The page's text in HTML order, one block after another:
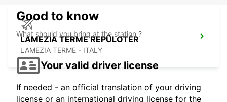
LAMEZIA TERME REPÜLOTÉR
LAMEZIA TERME - ITALY
Good to know
What should you bring at the station ?
Your valid driver license
If needed - an official translation of your driving
license or an international driving license for the